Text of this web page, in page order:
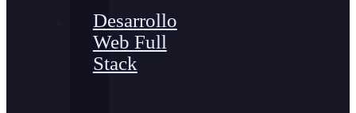
Desarrollo
Web Full
Stack